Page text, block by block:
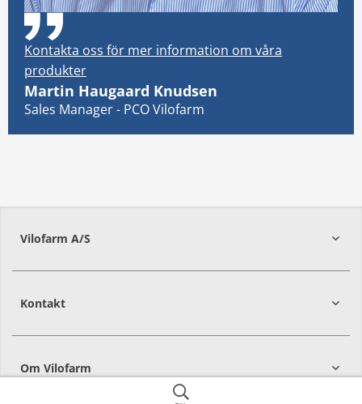
Kontakta oss för mer information om våra
produkter
Martin Haugaard Knudsen
Sales Manager - PCO Vilofarm
Vilofarm A/S
Kontakt
Om Vilofarm